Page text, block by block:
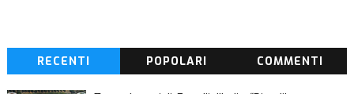
RECENTI POPOLARI COMMENTI